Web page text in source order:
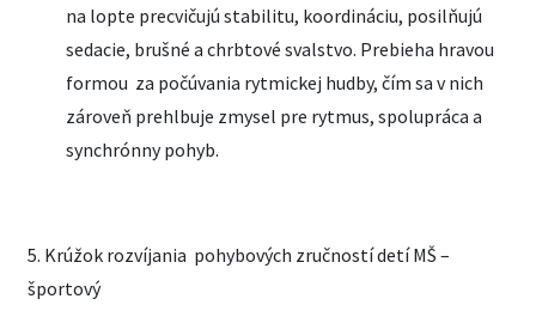
na lopte precvičujú stabilitu, koordináciu, posilňujú
sedacie, brušné a chrbtové svalstvo. Prebieha hravou
formou za počúvania rytmickej hudby, čím sa v nich
zároveň prehlbuje zmysel pre rytmus, spolupráca a
synchrónny pohyb.
5. Krúžok rozvíjania pohybových zručností detí MŠ –
športový